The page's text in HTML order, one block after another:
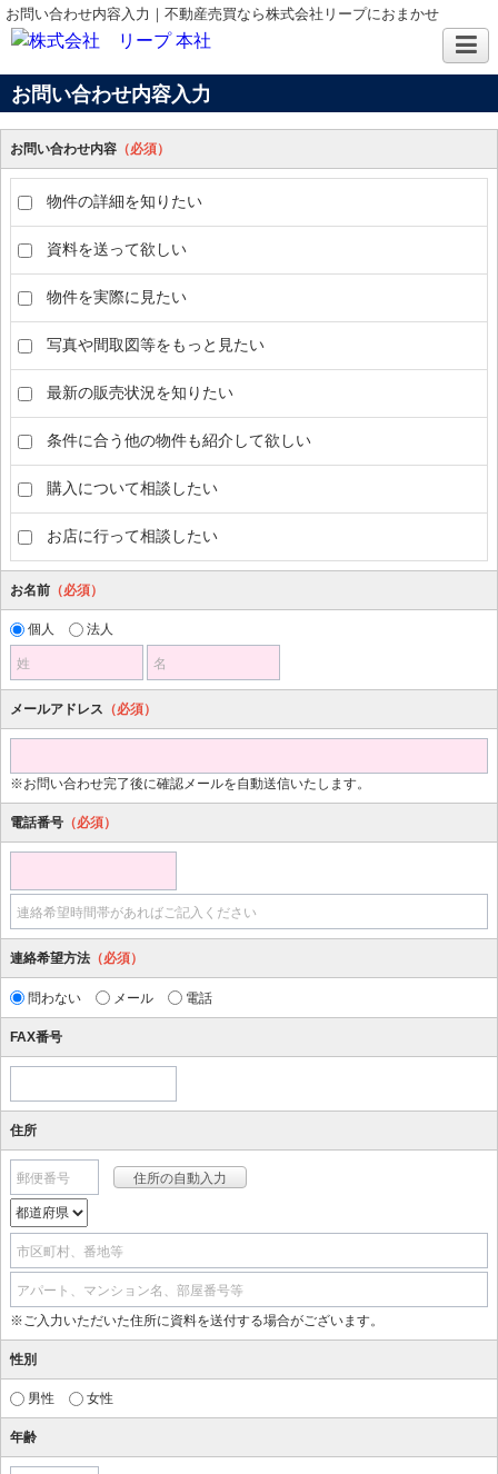
お問い合わせ内容入力｜不動産売買なら株式会社リープにおまかせ
お問い合わせ内容入力
お問い合わせ内容 （必須）
物件の詳細を知りたい
資料を送って欲しい
物件を実際に見たい
写真や間取図等をもっと見たい
最新の販売状況を知りたい
条件に合う他の物件も紹介して欲しい
購入について相談したい
お店に行って相談したい
お名前 （必須）
個人 法人
姓 名
メールアドレス （必須）
※お問い合わせ完了後に確認メールを自動送信いたします。
電話番号 （必須）
連絡希望時間帯があればご記入ください
連絡希望方法 （必須）
問わない メール 電話
FAX番号
住所
郵便番号
市区町村、番地等
アパート、マンション名、部屋番号等
※ご入力いただいた住所に資料を送付する場合がございます。
性別
男性 女性
年齢